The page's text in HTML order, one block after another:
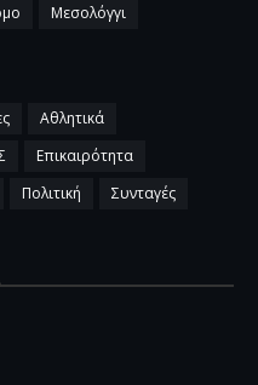
Μεσολόγγι
Αθλητικά
Επικαιρότητα
Πολιτική Συνταγές